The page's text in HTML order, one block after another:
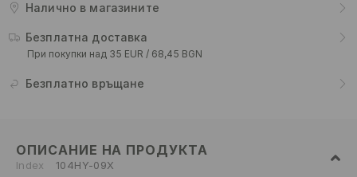
Налично в магазините
Безплатна доставка
При покупки над 35 EUR / 68,45 BGN
Безплатно връщане
ОПИСАНИЕ НА ПРОДУКТА
Index 104HY-09X